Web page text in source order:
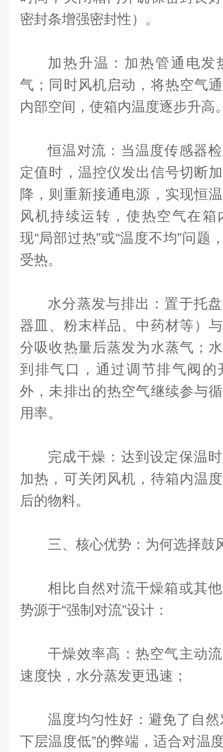
密封条增强密封性）。
加热升温：加热管通电发
气；同时风机启动，将热空气
内部空间，使箱内温度逐步升高
恒温对流：当温度传感器
定值时，温控仪发出信号切断
降，则重新接通电源，实现恒
风机持续运转，使热空气在
现“局部过热”或“温度不均”问题
受热。
水分蒸发与排出：置于托
器皿、粉末样品、中药材等）
分吸收热量后蒸发为水蒸气；
到排气口，通过调节排气阀的
外，未排出的热空气继续参与
用率。
完成干燥：达到设定保温
加热，可关闭风机，待箱内温
后的物料。
三、核心优势：为何选择鼓
相比自然对流干燥箱或其
势源于“强制对流”设计：
干燥效率高：热空气主动
速度快，水分蒸发更迅速；
温度均匀性好：避免了自
下层温度低”的弊端，适合对温